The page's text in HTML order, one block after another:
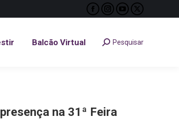
Facebook
opens
Instagram
opens
YouTube
opens
X
opens
Balcão Virtual Search:Pesquisar
na 31ª Feira
Balcão Virtual Search:
Pesquisar